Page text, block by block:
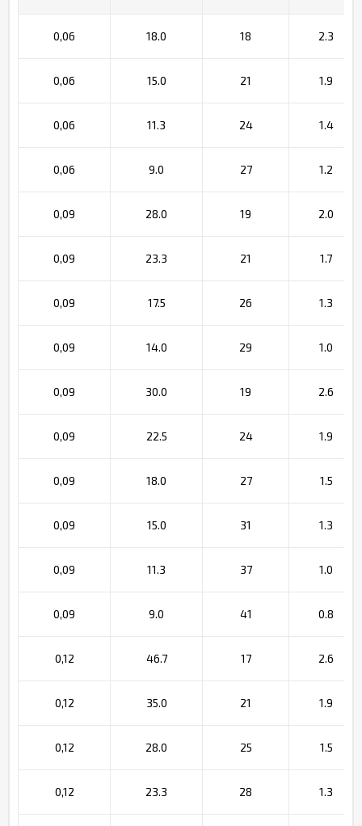
0,06 18.0 18 2.3
0,06 15.0 21 1.9
0,06 11.3 24 1.4
0,06 9.0 27 1.2
0,09 28.0 19 2.0
0,09 23.3 21 1.7
0,09 17.5 26 1.3
0,09 14.0 29 1.0
0,09 30.0 19 2.6
0,09 22.5 24 1.9
0,09 18.0 27 1.5
0,09 15.0 31 1.3
0,09 11.3 37 1.0
0,09 9.0 41 0.8
0,12 46.7 17 2.6
0,12 35.0 21 1.9
0,12 28.0 25 1.5
0,12 23.3 28 1.3